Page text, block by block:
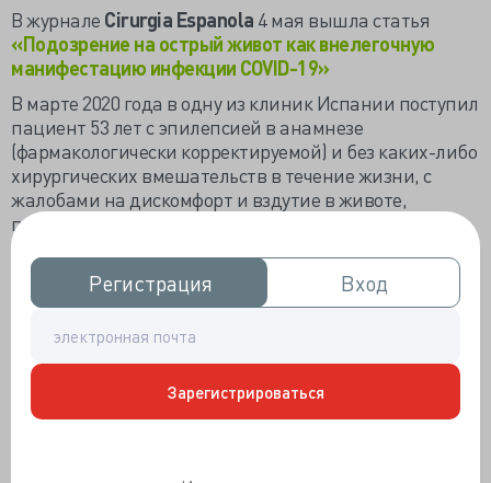
Регистрация
Регистрация Вход
Вход
Зарегистрироваться
В журнале Cirurgia Espanola 4 мая вышла статья
«Подозрение на острый живот как внелегочную
манифестацию инфекции COVID-19»
В марте 2020 года в одну из клиник Испании поступил
пациент 53 лет с эпилепсией в анамнезе
(фармакологически корректируемой) и без каких-либо
хирургических вмешательств в течение жизни, c
жалобами на дискомфорт и вздутие в животе,
повышение температуры до 38 С. Симптомы
нарастали в течение 48 часов. Кроме того, в течение
недели были эпизоды жидкого стула, а также сухой
кашель, но без артромиалгии, ринореи, диспноэ или
контакты с больными ОРВИ отрицал.
При осмотре температура 37,5 С на фоне приема
парацетамола, нормальная гемодинамика,
сатурация 98% при дыхании атмосферным воздухом.
больше в верхней половине, диффузный дискомфорт